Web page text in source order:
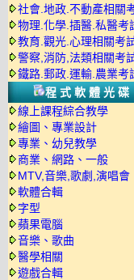
社會.地政.不動產相關
物理.化學.插醫.私醫考
教育.觀光.心理相關考
警察,消防,法類相關考
鐵路.郵政.運輸.農業考
程式軟體光碟
線上課程綜合教學
繪圖、專業設計
專業、幼兒教學
商業、網路、一般
MTV,音樂,歌劇,演唱會
軟體合輯
字型
蘋果電腦
音樂、歌曲
醫學相關
遊戲合輯